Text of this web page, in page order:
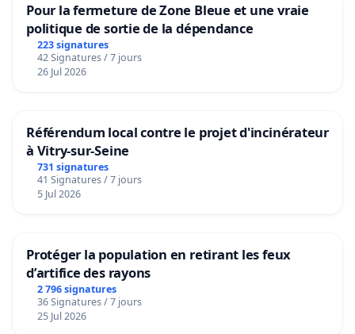
Pour la fermeture de Zone Bleue et une vraie
politique de sortie de la dépendance
223 signatures
42 Signatures / 7 jours
26 Jul 2026
Référendum local contre le projet d'incinérateur
à Vitry-sur-Seine
731 signatures
41 Signatures / 7 jours
5 Jul 2026
Protéger la population en retirant les feux
d’artifice des rayons
2 796 signatures
36 Signatures / 7 jours
25 Jul 2026